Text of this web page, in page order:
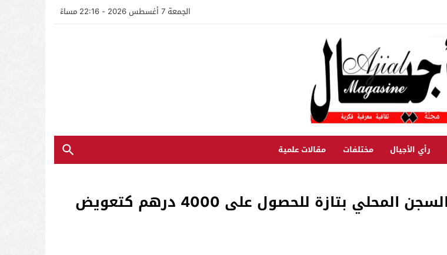
الجمعة 7 أغسطس 2026 - 22:16 مساءً
رأي الأجيال مختلفات مقالات علمية
تازة: مساعدة أقارب امحمد البوبسي نزيل السجن المحلي بتازة للحصول على 4000 درهم كتعويض